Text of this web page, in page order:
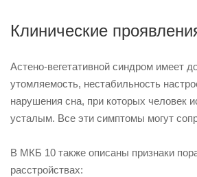
Клинические
Астено-вегетативной синдром имеет
утомляемость, нестабильность
нарушения сна, при которых человек
усталым. Все эти симптомы могут
В МКБ 10 также описаны признаки
расстройствах: